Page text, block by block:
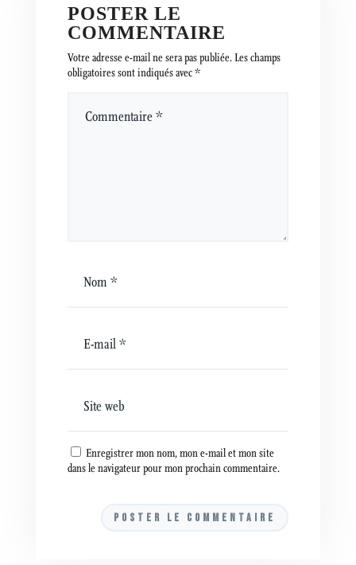
POSTER LE
COMMENTAIRE
Votre adresse e-mail ne sera pas publiée.Les champs
obligatoires sont indiqués avec*
Enregistrer mon nom, mon e-mail et mon site
dans le navigateur pour mon prochain commentaire.